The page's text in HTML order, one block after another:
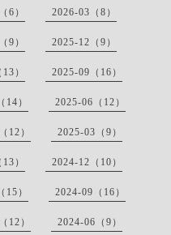
6） 2026-03（8）
9） 2025-12（9）
） 2025-09（16）
14） 2025-06（12）
12） 2025-03（9）
） 2024-12（10）
15） 2024-09（16）
12） 2024-06（9）